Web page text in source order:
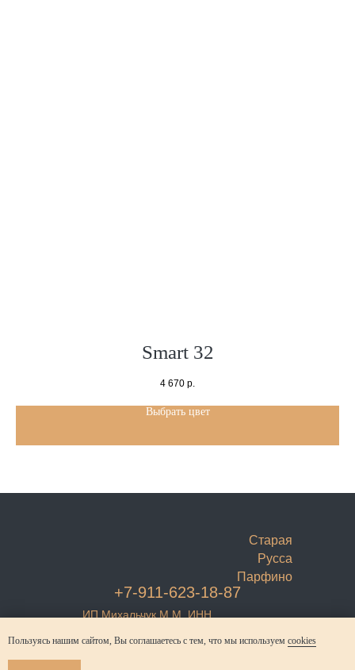
Smart 32
4 670 р.
Выбрать цвет
Пользуясь нашим сайтом, Вы соглашаетесь с тем, что мы используем cookies
Старая
Русса
Парфино
+7-911-623-18-87
№6983749
ИП Михальчук М.М. ИНН